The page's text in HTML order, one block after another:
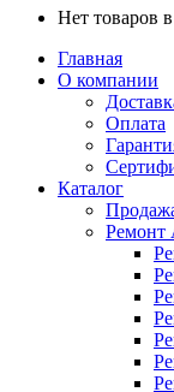
Нет товаров
Главная
О компании
Оплата
Каталог
Ремонт